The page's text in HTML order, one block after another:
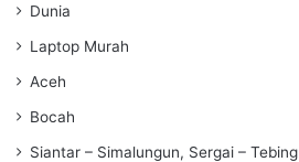
Dunia
Laptop Murah
Aceh
Bocah
Siantar – Simalungun, Sergai – Tebing